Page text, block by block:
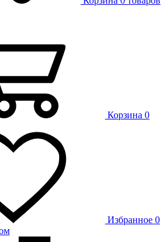
Корзина 0
Избранное 0